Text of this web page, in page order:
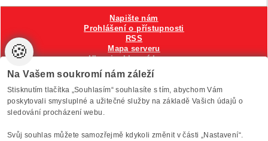
VytvořiloAnawe , provozuje Anawe a Špína
Napište nám
Prohlášení o přístupnosti
RSS
Mapa serveru
Hlavni reklamní banner
Nastavení cookies
🍪
Na Vašem soukromí nám záleží
Stisknutím tlačítka „Souhlasím“ souhlasíte s tím, abychom Vám
poskytovali smysluplné a užitečné služby na základě Vašich údajů o
sledování procházení webu.
Svůj souhlas můžete samozřejmě kdykoli změnit v části „Nastavení“.